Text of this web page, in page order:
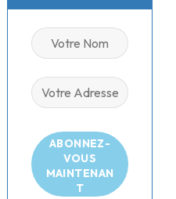
ABONNEZ-
VOUS
MAINTENAN
T